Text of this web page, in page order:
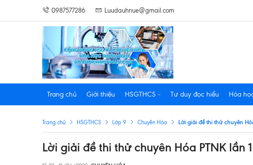
0987577286 Luudauhnue@gmail.com
Trang chủ Giới thiệu HSGTHCS Tư duy đọc hiểu Hóa
Trang chủ HSGTHCS Lớp 9 Chuyên Hóa Lời giải đề thi thử chuyên
Lời giải đề thi thử chuyên Hóa PTNK lần